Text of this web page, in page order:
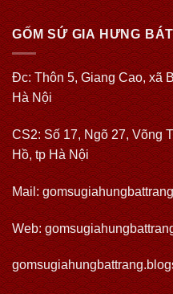
GỐM SỨ GIA HƯNG
Đc: Thôn 5, Giang Cao, xã
Hà Nội
CS2: Số 17, Ngõ 27, Võng
Hồ, tp Hà Nội
Mail:
Web: